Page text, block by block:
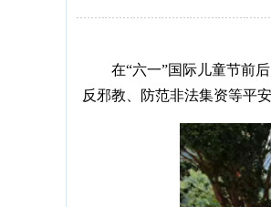
在“六一”国际儿童节前
反邪教、防范非法集资等平